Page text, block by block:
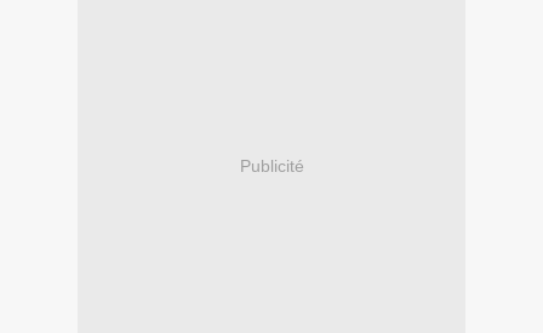
Publicité